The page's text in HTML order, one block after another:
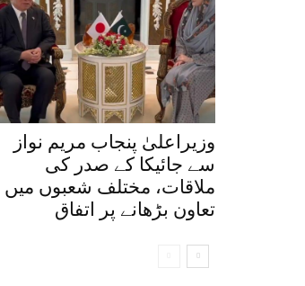
وزیراعلیٰ پنجاب مریم نواز
سے جائیکا کے صدر کی
ملاقات، مختلف شعبوں میں
تعاون بڑھانے پر اتفاق